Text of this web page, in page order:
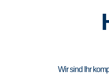
Wir sind Ihr